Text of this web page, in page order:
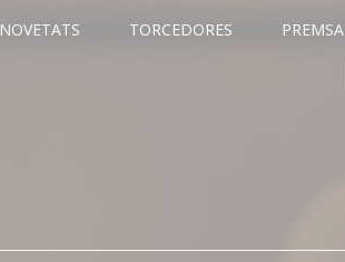
NOVETATS TORCEDORES PREMSA